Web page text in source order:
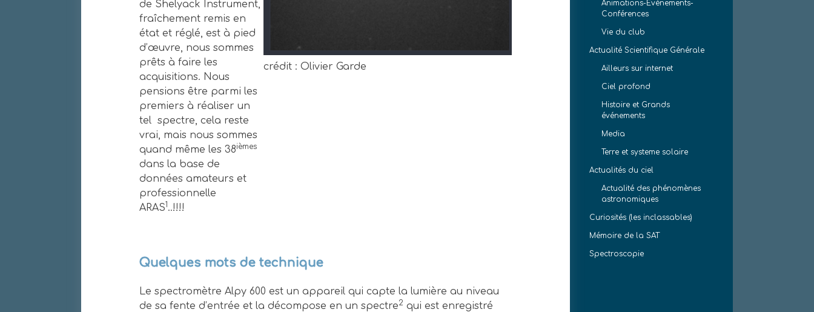
de Shelyack Instrument,
fraîchement remis en
état et réglé, est à pied
d’œuvre, nous sommes
prêts à faire les
acquisitions. Nous
pensions être parmi les
premiers à réaliser un
tel spectre, cela reste
vrai, mais nous sommes
quand même les 38ièmes
dans la base de
données amateurs et
professionnelle
ARAS1..!!!!
crédit : Olivier Garde
Quelques mots de technique
Le spectromètre Alpy 600 est un appareil qui capte la lumière au niveau
de sa fente d’entrée et la décompose en un spectre2 qui est enregistré
Animations-Événements-
Conférences
Vie du club
Actualité Scientifique Générale
Ailleurs sur internet
Ciel profond
Histoire et Grands
événements
Media
Terre et systeme solaire
Actualités du ciel
Actualité des phénomènes
astronomiques
Curiosités (les inclassables)
Mémoire de la SAT
Spectroscopie